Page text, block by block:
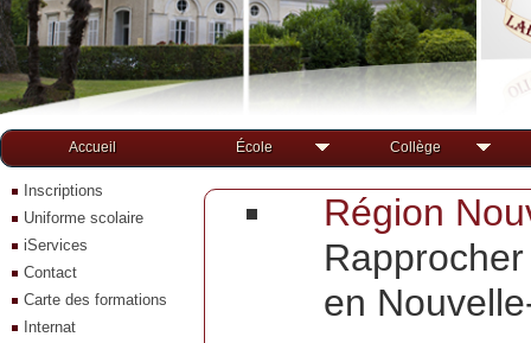
Accueil École Collège
Inscriptions
Uniforme scolaire
iServices
Contact
Carte des formations
Internat
Région
en